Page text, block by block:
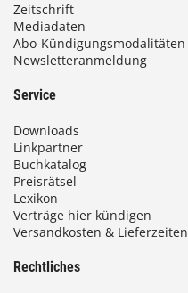
Zeitschrift
Mediadaten
Abo-Kündigungsmodalitäten
Newsletteranmeldung
Service
Downloads
Linkpartner
Buchkatalog
Preisrätsel
Lexikon
Verträge hier kündigen
Versandkosten & Lieferzeiten
Rechtliches